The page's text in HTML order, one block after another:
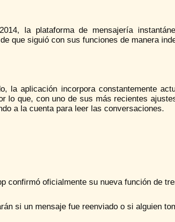
la plataforma de mensajería
que siguió con sus funciones de manera
la aplicación incorpora constantemente
lo que, con uno de sus más recientes
a la cuenta para leer las conversaciones.
confirmó oficialmente su nueva función de
si un mensaje fue reenviado o si alguien